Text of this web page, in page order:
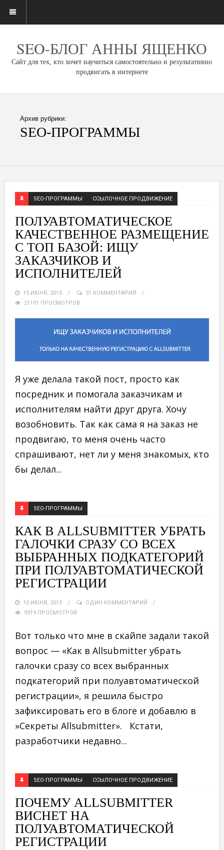
SEO-БЛОГ АННЫ ЯЩЕНКО
Сайт для тех, кто хочет научиться самостоятельно и результативно
продвигать в интернете
Архив рубрики:
SEO-ПРОГРАММЫ
SEO-ПРОГРАММЫ ССЫЛОЧНОЕ ПРОДВИЖЕНИЕ
ПОЛУАВТОМАТИЧЕСКОЕ
КАЧЕСТВЕННОЕ РАЗМЕЩЕНИЕ
С ТОП БАЗОЙ: ИЩУ
ЗАКАЗЧИКОВ И
ИСПОЛНИТЕЛЕЙ
15 ИЮНЯ, 2015
31 КОММЕНТАРИЙ
21191 ПРОСМОТРОВ
Я уже делала такой пост, просто как
посредник и помогала заказчикам и
исполнителям найти друг друга. Хочу
возобновить. Так как сама я на заказ не
продвигаю, то меня очень часто
спрашивают, нет ли у меня знакомых, кто
бы делал...
SEO-ПРОГРАММЫ
КАК В ALLSUBMITTER УБРАТЬ
ГАЛОЧКИ СРАЗУ СО ВСЕХ
ВЫБРАННЫХ ПОДКАТЕГОРИЙ
ПРИ ПОЛУАВТОМАТИЧЕСКОЙ
РЕГИСТРАЦИИ
10 ИЮНЯ, 2015
ОДИН КОММЕНТАРИЙ
9319 ПРОСМОТРОВ
Вот только что мне в скайпе задали такой
вопрос — «Как в Allsubmitter убрать
галочки сразу со всех выбранных
подкатегорий при полуавтоматической
регистрации», я решила быстро
зафиксировать его в блоге и добавлю в
»Секреты Allsubmitter». Кстати,
разработчики недавно...
SEO-ПРОГРАММЫ ССЫЛОЧНОЕ ПРОДВИЖЕНИЕ
ПОЧЕМУ ALLSUBMITTER
ВИСНЕТ НА
ПОЛУАВТОМАТИЧЕСКОЙ
РЕГИСТРАЦИИ